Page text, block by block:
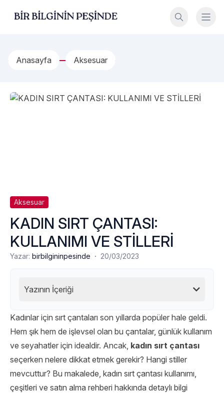
Bir Bilginin Peşinde!
Anasayfa Aksesuar
Aksesuar
KADIN SIRT ÇANTASI:
KULLANIMI VE STİLLERİ
Yazar: birbilgininpesinde · 20/03/2023
Yazının İçeriği
Kadınlar için sırt çantaları son yıllarda popüler hale geldi.
Hem şık hem de işlevsel olan bu çantalar, günlük kullanım
ve seyahatler için idealdir. Ancak, kadın sırt çantası
seçerken nelere dikkat etmek gerekir? Hangi stiller
mevcuttur? Bu makalede, kadın sırt çantası kullanımı,
çeşitleri ve satın alma rehberi hakkında detaylı bilgi